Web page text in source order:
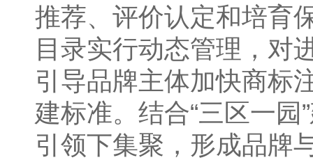
推荐、评价认定和培育
目录实行动态管理，对
引导品牌主体加快商标
建标准。结合“三区一
引领下集聚，形成品牌